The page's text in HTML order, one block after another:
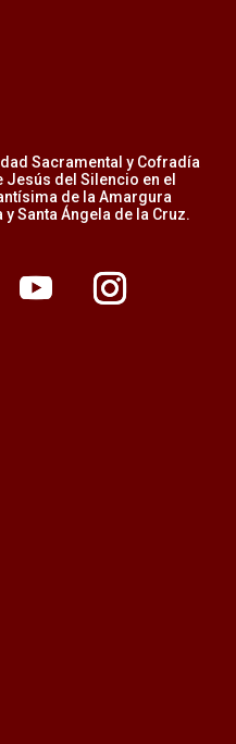
Sacramental y Cofradía
del Silencio en el
de la Amargura
Santa Ángela de la Cruz.